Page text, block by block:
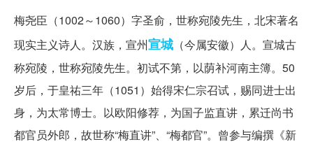
梅尧臣（1002～1060）字圣俞，世称宛陵先生，北宋著名
现实主义诗人。汉族，宣州宣城 （今属安徽）人。宣城古
称宛陵，世称宛陵先生。初试不第，以荫补河南主簿。50
岁后，于皇祐三年（1051）始得宋仁宗召试，赐同进士出
身，为太常博士。以欧阳修荐，为国子监直讲，累迁尚书
都官员外郎，故世称“梅直讲”、“梅都官”。曾参与编撰《新